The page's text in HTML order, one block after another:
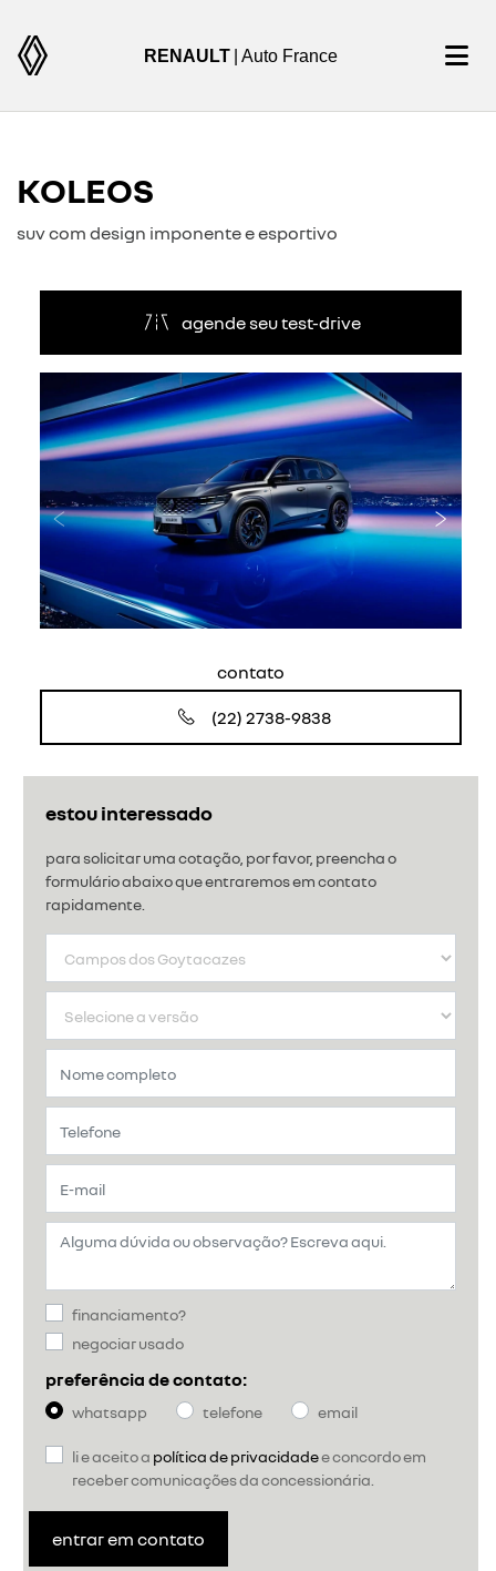
RENAULT | Auto France
KOLEOS
suv com design imponente e esportivo
agende seu test-drive
estou interessado
para solicitar uma cotação, por favor, preencha o
formulário abaixo que entraremos em contato
rapidamente.
financiamento?
negociar usado
preferência de contato:
whatsapp telefone email
li e aceito a política de privacidadee concordo em
receber comunicações da concessionária.
entrar em contato
Anterior
contato
(22) 2738-9838